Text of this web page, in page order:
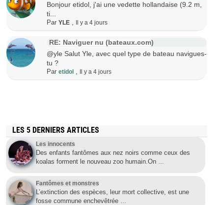
Bonjour etidol, j'ai une vedette hollandaise (9.2 m,
ti...
Par YLE, Il y a 4 jours
RE: Naviguer nu (bateaux.com)
@yle Salut Yle, avec quel type de bateau navigues-
tu ?
Par etidol, Il y a 4 jours
LES 5 DERNIERS ARTICLES
Les innocents
Des enfants fantômes aux nez noirs comme ceux des
koalas forment le nouveau zoo humain.On …
Fantômes et monstres
L’extinction des espèces, leur mort collective, est une
fosse commune enchevêtrée …